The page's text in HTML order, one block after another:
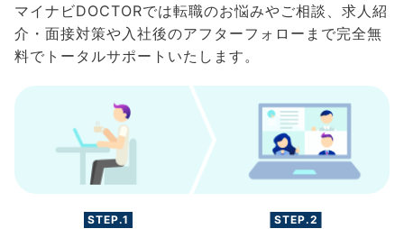
マイナビDOCTORでは転職のお悩みやご相談、求人紹
介・面接対策や入社後のアフターフォローまで完全無
料でトータルサポートいたします。
STEP.1 STEP.2